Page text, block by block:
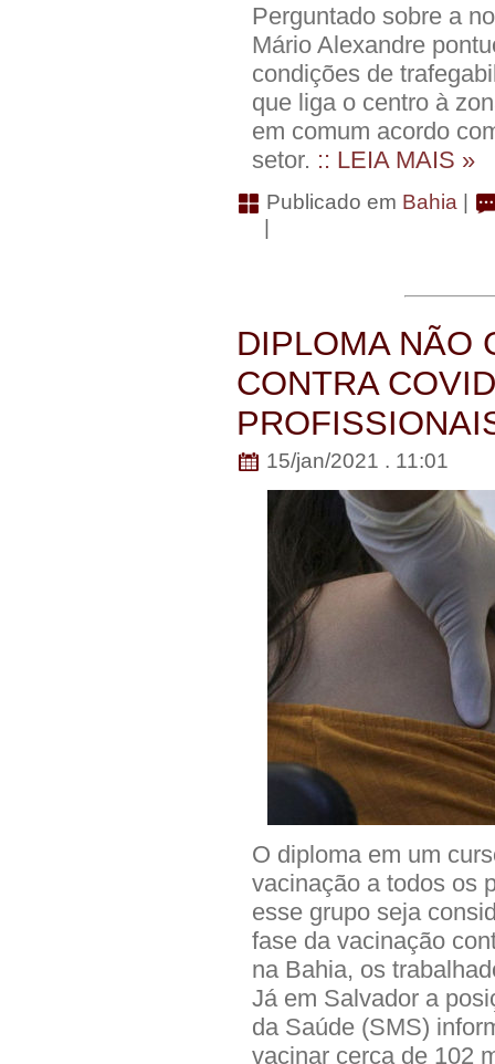
Perguntado sobre a
Mário Alexandre
condições de
que liga o centro à
em comum acordo
setor. :: LEIA MAIS »
Publicado em Bahia |
|
DIPLOMA NÃO
CONTRA
15/jan/2021 . 11:01
O diploma em um
vacinação a todos os
esse grupo seja
fase da vacinação
na Bahia, os
Já em Salvador a
da Saúde (SMS)
vacinar cerca de 102